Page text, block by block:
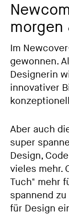
morgen
Im
gewonnen.
Designerin
innovativer
Aber auch
super
Design,
vieles mehr.
Tuch" mehr
spannend
für Design